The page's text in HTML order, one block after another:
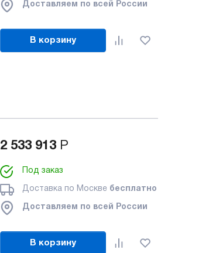
Доставляем по всей России
В корзину
2 533 913 Р
Под заказ
Доставка по Москве бесплатно
Доставляем по всей России
В корзину